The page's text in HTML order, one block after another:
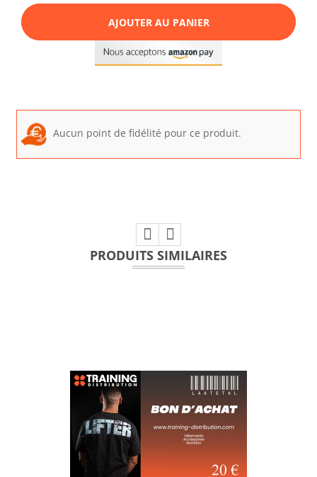
AJOUTER AU PANIER
Aucun point de fidélité pour ce produit.
PRODUITS SIMILAIRES